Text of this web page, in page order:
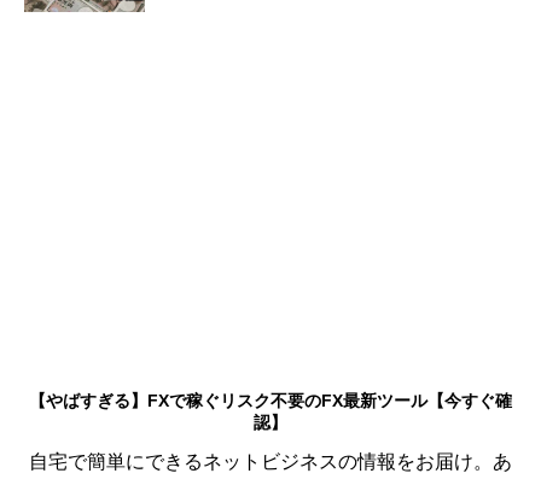
【やばすぎる】FXで稼ぐリスク不要のFX最新ツール【今すぐ確
認】
自宅で簡単にできるネットビジネスの情報をお届け。あ